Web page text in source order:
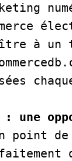
à un
: une
point